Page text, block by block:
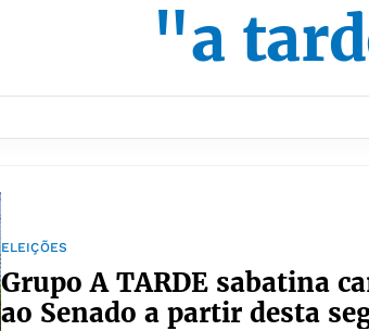
"a
ELEIÇÕES
Grupo A TARDE sabatina
ao Senado a partir desta